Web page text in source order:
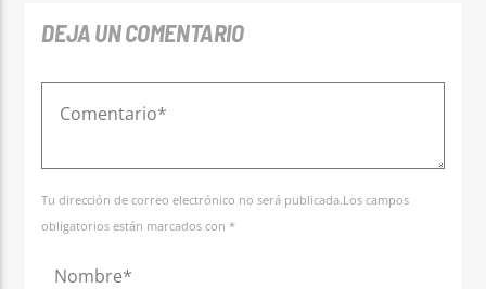
DEJA UN COMENTARIO
Tu dirección de correo electrónico no será publicada.Los campos
obligatorios están marcados con *